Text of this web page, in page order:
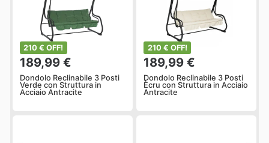
210 € OFF!
189,99 €
Dondolo Reclinabile 3 Posti
Verde con Struttura in
Acciaio Antracite
210 € OFF!
189,99 €
Dondolo Reclinabile 3 Posti
Ècru con Struttura in Acciaio
Antracite